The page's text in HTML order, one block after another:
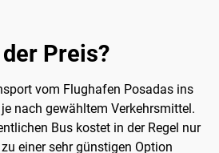
Preis?
vom Flughafen Posadas ins
nach gewähltem Verkehrsmittel.
Bus kostet in der Regel nur
einer sehr günstigen Option